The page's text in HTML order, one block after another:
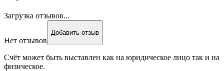
Загрузка отзывов...
Нет отзывов
Добавить отзыв
Счёт может быть выставлен как на юридическое лицо так и на
физическое.